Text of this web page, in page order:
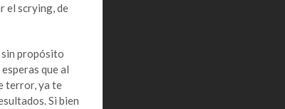
el scrying, de
propósito
que al
terror, ya te
Si bien